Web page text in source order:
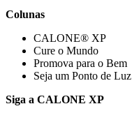
Colunas
CALONE® XP
Cure o Mundo
Promova para o Bem
Seja um Ponto de Luz
Siga a CALONE XP